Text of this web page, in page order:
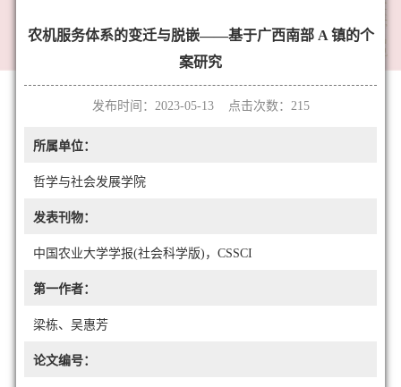
农机服务体系的变迁与脱嵌——基于广西南部 A 镇的个
案研究
发布时间：2023-05-13 点击次数： 215
所属单位：
哲学与社会发展学院
发表刊物：
中国农业大学学报(社会科学版)，CSSCI
第一作者：
梁栋、吴惠芳
论文编号：